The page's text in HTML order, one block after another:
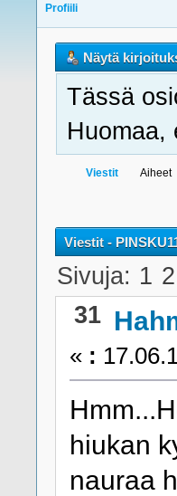
Profiili
Näytä
Tässä
Huomaa,
Viestit Aiheet
Viestit -
Sivuja: 1 2
31
« :
hiukan
nauraa